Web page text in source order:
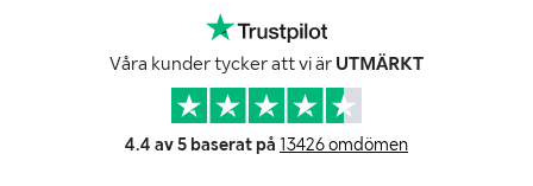
Våra kunder tycker att vi är UTMÄRKT
4.4 av 5 baserat på 13426 omdömen